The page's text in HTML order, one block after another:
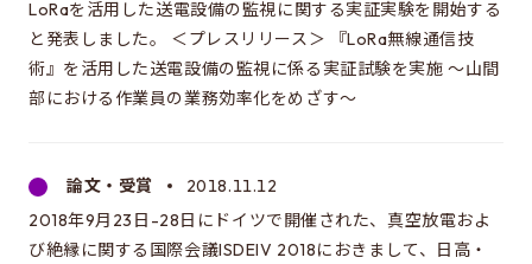
LoRaを活用した送電設備の監視に関する実証実験を開始する
と発表しました。 ＜プレスリリース＞ 『LoRa無線通信技
術』を活用した送電設備の監視に係る実証試験を実施 ～山間
部における作業員の業務効率化をめざす～
論文・受賞
2018.11.12
2018年9月23日-28日にドイツで開催された、真空放電およ
び絶縁に関する国際会議ISDEIV 2018におきまして、日高・